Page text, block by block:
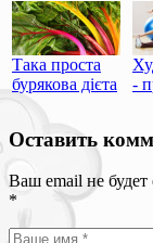
Така проста
бурякова дієта
-
Оставить
Ваш email не
*